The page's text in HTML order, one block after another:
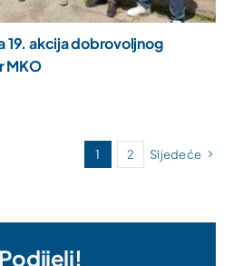
19. akcija dobrovoljnog
MKO
1 2 Sljedeće
Podijeli!